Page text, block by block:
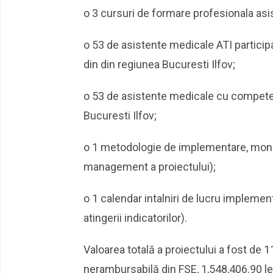
o 3 cursuri de formare profesionala
o 53 de asistente medicale ATI
din din regiunea Bucuresti Ilfov;
o 53 de asistente medicale cu
Bucuresti Ilfov;
o 1 metodologie de implementare,
management a proiectului);
o 1 calendar intalniri de lucru
atingerii indicatorilor).
Valoarea totală a proiectului a fost de
nerambursabilă din FSE, 1,548,406.90